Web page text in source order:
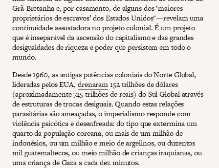
Grã-Bretanha e, por casamento, de alguns dos ‘maiores
proprietários de escravos’ dos Estados Unidos"—revelam uma
continuidade assustadora no projeto colonial. É um projeto
que é inseparável da ascensão do capitalismo e das grandes
desigualdades de riqueza e poder que persistem em todo o
mundo.
Desde 1960, as antigas potências coloniais do Norte Global,
lideradas pelos EUA, drenaram152 trilhões de dólares
(aproximadamente 745 trilhões de reais) do Sul Global através
de estruturas de trocas desiguais. Quando estas relações
parasitárias são ameaçadas, o imperialismo responde com
violência psicótica e desenfreada: do tipo que extermina um
quarto da população coreana, ou mais de um milhão de
indonésios, ou um milhão e meio de argelinos, ou duzentos
mil guatemaltecos, ou meio milhão de crianças iraquianas, ou
uma criança de Gaza a cada dez minutos.